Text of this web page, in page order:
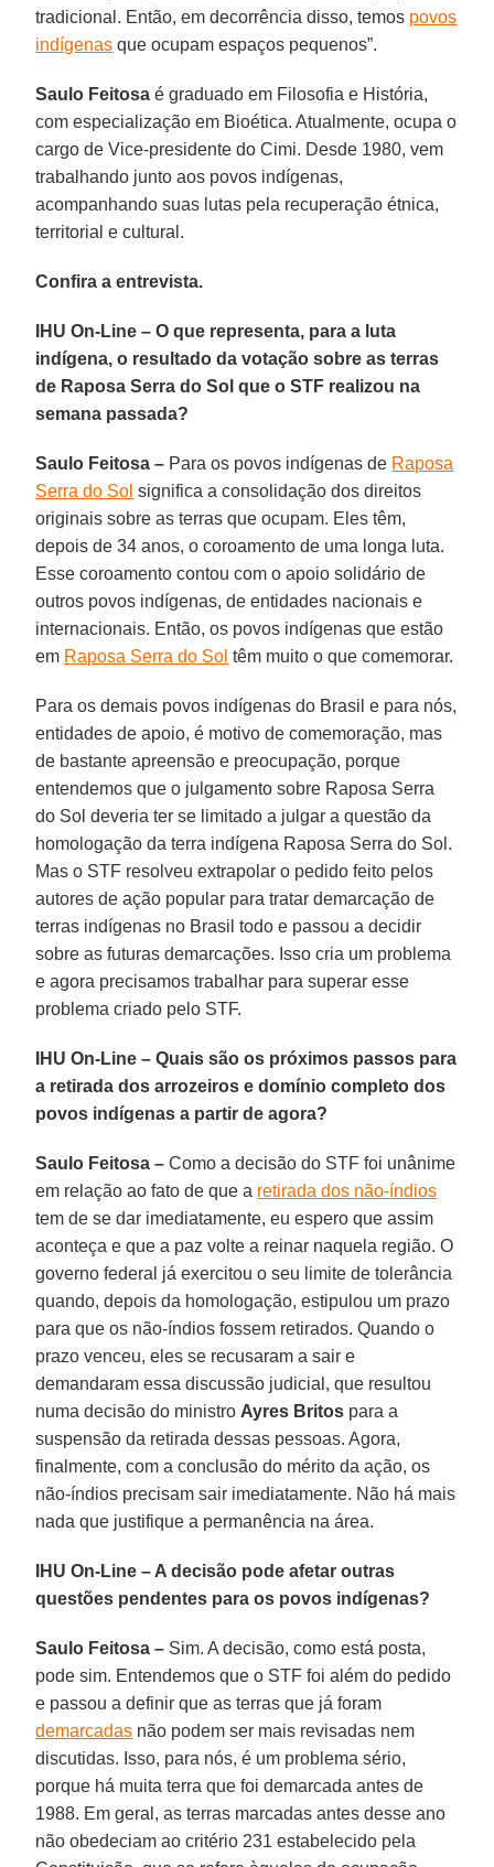
tradicional. Então, em decorrência disso, temos povos
indígenas que ocupam espaços pequenos”.
Saulo Feitosa é graduado em Filosofia e História,
com especialização em Bioética. Atualmente, ocupa o
cargo de Vice-presidente do Cimi. Desde 1980, vem
trabalhando junto aos povos indígenas,
acompanhando suas lutas pela recuperação étnica,
territorial e cultural.
Confira a entrevista.
IHU On-Line – O que representa, para a luta
indígena, o resultado da votação sobre as terras
de Raposa Serra do Sol que o STF realizou na
semana passada?
Saulo Feitosa – Para os povos indígenas de Raposa
Serra do Sol significa a consolidação dos direitos
originais sobre as terras que ocupam. Eles têm,
depois de 34 anos, o coroamento de uma longa luta.
Esse coroamento contou com o apoio solidário de
outros povos indígenas, de entidades nacionais e
internacionais. Então, os povos indígenas que estão
em Raposa Serra do Sol têm muito o que comemorar.
Para os demais povos indígenas do Brasil e para nós,
entidades de apoio, é motivo de comemoração, mas
de bastante apreensão e preocupação, porque
entendemos que o julgamento sobre Raposa Serra
do Sol deveria ter se limitado a julgar a questão da
homologação da terra indígena Raposa Serra do Sol.
Mas o STF resolveu extrapolar o pedido feito pelos
autores de ação popular para tratar demarcação de
terras indígenas no Brasil todo e passou a decidir
sobre as futuras demarcações. Isso cria um problema
e agora precisamos trabalhar para superar esse
problema criado pelo STF.
IHU On-Line – Quais são os próximos passos para
a retirada dos arrozeiros e domínio completo dos
povos indígenas a partir de agora?
Saulo Feitosa – Como a decisão do STF foi unânime
em relação ao fato de que a retirada dos não-índios
tem de se dar imediatamente, eu espero que assim
aconteça e que a paz volte a reinar naquela região. O
governo federal já exercitou o seu limite de tolerância
quando, depois da homologação, estipulou um prazo
para que os não-índios fossem retirados. Quando o
prazo venceu, eles se recusaram a sair e
demandaram essa discussão judicial, que resultou
numa decisão do ministro Ayres Britos para a
suspensão da retirada dessas pessoas. Agora,
finalmente, com a conclusão do mérito da ação, os
não-índios precisam sair imediatamente. Não há mais
nada que justifique a permanência na área.
IHU On-Line – A decisão pode afetar outras
questões pendentes para os povos indígenas?
Saulo Feitosa – Sim. A decisão, como está posta,
pode sim. Entendemos que o STF foi além do pedido
e passou a definir que as terras que já foram
demarcadas não podem ser mais revisadas nem
discutidas. Isso, para nós, é um problema sério,
porque há muita terra que foi demarcada antes de
1988. Em geral, as terras marcadas antes desse ano
não obedeciam ao critério 231 estabelecido pela